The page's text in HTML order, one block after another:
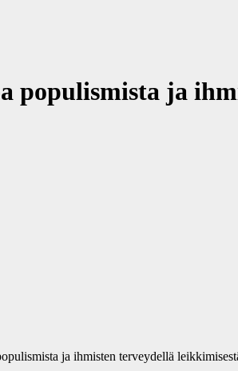
populismista ja
ja ihmisten terveydellä